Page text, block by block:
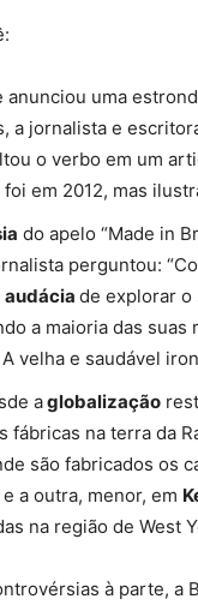
anunciou uma
a jornalista e
o verbo em um
foi em 2012, mas
do apelo “Made in
perguntou:
audácia de explorar o
a maioria das suas
velha e saudável
aglobalização
fábricas na terra da
são fabricados os
a outra, menor, em
na região de West
à parte, a